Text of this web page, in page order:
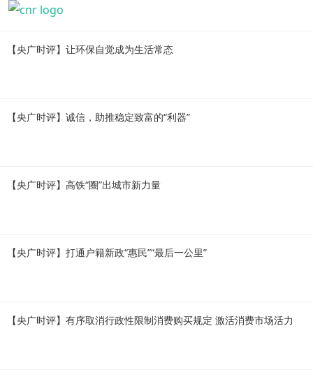
【央广时评】让环保自觉成为生活常态
【央广时评】诚信，助推稳定致富的“利器”
【央广时评】高铁“圈”出城市新力量
【央广时评】打通户籍新政“惠民”“最后一公里”
【央广时评】有序取消行政性限制消费购买规定 激活消费市场活力